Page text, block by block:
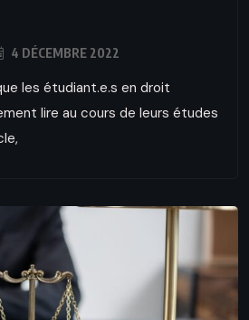
4 DÉCEMBRE 2022
les étudiant.e.s en droit
lire au cours de leurs études